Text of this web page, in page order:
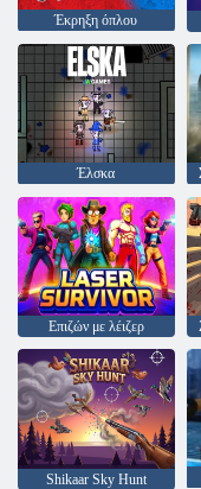
Έκρηξη όπλου
Έλσκα
Επιζών με λέιζερ
Shikaar Sky Hunt